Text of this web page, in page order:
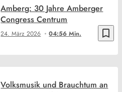
bookmark_border
24. März 2026 04:56 Min.
Amberg: 30 Jahre Amberger
Congress Centrum
Volksmusik und Brauchtum an